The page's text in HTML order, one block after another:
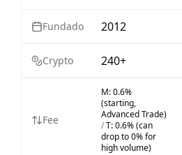
Fundado 2012
Crypto 240+
Fee
M:0.6%
(starting,
Advanced Trade)
/T:0.6% (can
drop to 0% for
high volume)